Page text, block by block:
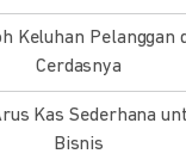
Keluhan Pelanggan
Cerdasnya
Kas Sederhana
Bisnis